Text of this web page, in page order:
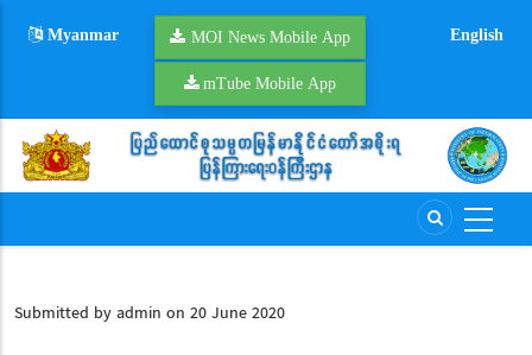
Myanmar MOI News Mobile App
mTube Mobile App
English
Submitted byadmin on 20 June 2020